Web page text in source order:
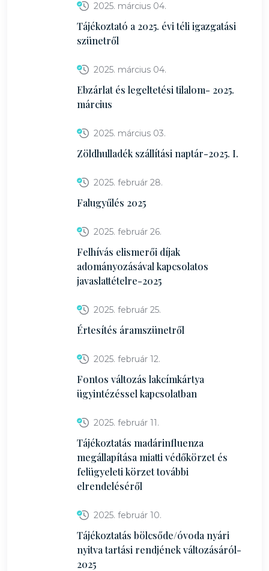
2025. március 04.
Tájékoztató a 2025. évi téli igazgatási
szünetről
2025. március 04.
Ebzárlat és legeltetési tilalom- 2025.
március
2025. március 03.
Zöldhulladék szállítási naptár-2025. I.
2025. február 28.
Falugyűlés 2025
2025. február 26.
Felhívás elismerői díjak
adományozásával kapcsolatos
javaslattételre-2025
2025. február 25.
Értesítés áramszünetről
2025. február 12.
Fontos változás lakcímkártya
ügyintézéssel kapcsolatban
2025. február 11.
Tájékoztatás madárinfluenza
megállapítása miatti védőkörzet és
felügyeleti körzet további
elrendeléséről
2025. február 10.
Tájékoztatás bölcsőde/óvoda nyári
nyitva tartási rendjének változásáról-
2025